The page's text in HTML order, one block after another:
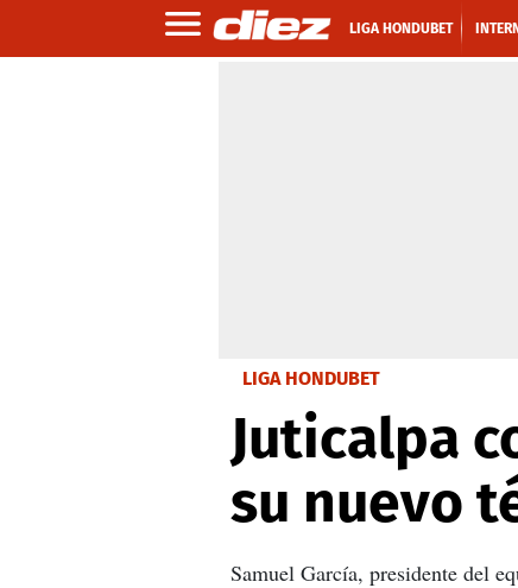
LIGA HONDUBET
LIGA HONDUBET
Juticalpa
su nuevo
Samuel García, presidente del